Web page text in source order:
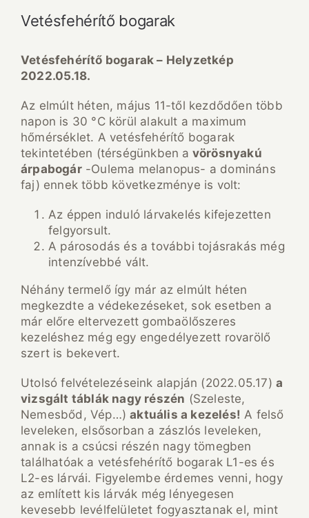
Vetésfehérítő bogarak
Vetésfehérítő bogarak – Helyzetkép
2022.05.18.
Az elmúlt héten, május 11-től kezdődően több
napon is 30 °C körül alakult a maximum
hőmérséklet. A vetésfehérítő bogarak
tekintetében (térségünkben a vörösnyakú
árpabogár-Oulema melanopus- a domináns
faj) ennek több következménye is volt:
Az éppen induló lárvakelés kifejezetten
felgyorsult.
A párosodás és a további tojásrakás még
intenzívebbé vált.
Néhány termelő így már az elmúlt héten
megkezdte a védekezéseket, sok esetben a
már előre eltervezett gombaölőszeres
kezeléshez még egy engedélyezett rovarölő
szert is bekevert.
Utolsó felvételezéseink alapján (2022.05.17) a
vizsgált táblák nagy részén (Szeleste,
Nemesbőd, Vép…)aktuális a kezelés! A felső
leveleken, elsősorban a zászlós leveleken,
annak is a csúcsi részén nagy tömegben
találhatóak a vetésfehérítő bogarak L1-es és
L2-es lárvái. Figyelembe érdemes venni, hogy
az említett kis lárvák még lényegesen
kevesebb levélfelületet fogyasztanak el, mint